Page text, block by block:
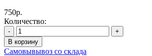
750р.
Количество:
-
+
В корзину
Самовывывоз со склада